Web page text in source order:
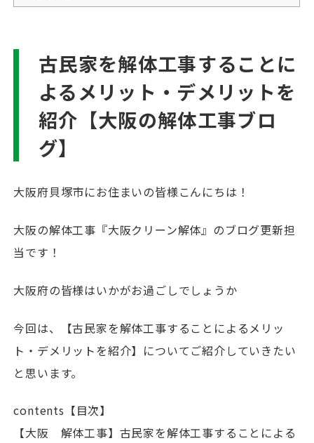
古民家を解体工事することに
よるメリット・デメリットを
紹介【大阪の解体工事ブロ
グ】
大阪府貝塚市にお住まいの皆様こんにちは！
大阪の解体工事『大阪クリーン解体』のブログ更新担
当です！
大阪府の皆様はいかがお過ごしでしょうか
今回は、【古民家を解体工事することによるメリッ
ト・デメリットを紹介】についてご紹介していきたい
と思います。
contents【目次】
【大阪 解体工事】古民家を解体工事することによる